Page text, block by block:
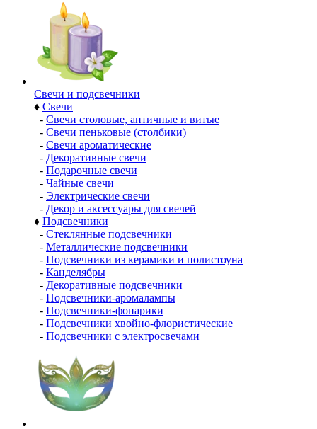
Свечи и подсвечники
♦ Свечи
- Свечи столовые, античные и витые
- Свечи пеньковые (столбики)
- Свечи ароматические
- Декоративные свечи
- Подарочные свечи
- Чайные свечи
- Электрические свечи
- Декор и аксессуары для свечей
♦ Подсвечники
- Стеклянные подсвечники
- Металлические подсвечники
- Подсвечники из керамики и полистоуна
- Канделябры
- Декоративные подсвечники
- Подсвечники-аромалампы
- Подсвечники-фонарики
- Подсвечники хвойно-флористические
- Подсвечники с электросвечами